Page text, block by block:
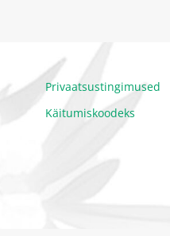
Privaatsustingimused
Käitumiskoodeks